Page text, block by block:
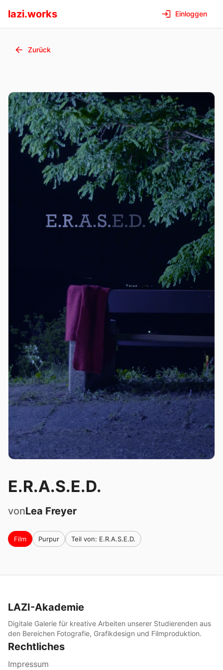
lazi.works Einloggen
Zurück
E.R.A.S.E.D.
vonLea Freyer
Film Purpur Teil von: E.R.A.S.E.D.
LAZI-Akademie
Digitale Galerie für kreative Arbeiten unserer Studierenden aus
den Bereichen Fotografie, Grafikdesign und Filmproduktion.
Rechtliches
Impressum